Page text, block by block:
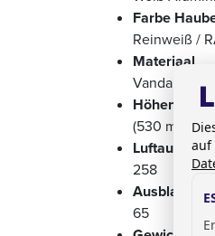
Farbe
Reinweiß /
Materiaal
(530 mm)
258
65
auf